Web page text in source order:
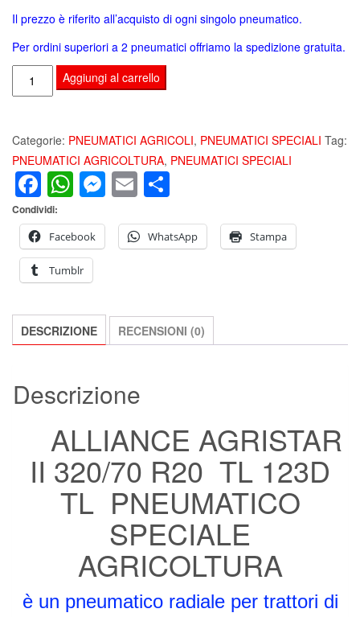
Il prezzo è riferito all’acquisto di ogni singolo pneumatico.
Per ordini superiori a 2 pneumatici offriamo la spedizione gratuita.
ALLIANCE
AGRISTAR
320/70
R20
TL
123D
PNEUMATICO
SPECIALE
AGRICOLTURA
quantità
Aggiungi al carrello
Categorie: PNEUMATICI AGRICOLI, PNEUMATICI SPECIALI Tag:
PNEUMATICI AGRICOLTURA, PNEUMATICI SPECIALI
Facebook
WhatsApp
Messenger
Email
Condividi:
Facebook
WhatsApp Stampa
Tumblr
DESCRIZIONE RECENSIONI (0)
Descrizione
ALLIANCE AGRISTAR
II 320/70 R20 TL 123D
TL PNEUMATICO
SPECIALE
AGRICOLTURA
è un pneumatico radiale per trattori di